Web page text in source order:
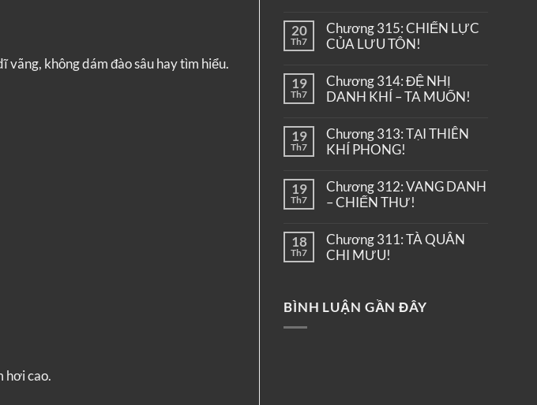
không dám đào sâu hay tìm hiểu.
hơi cao.
20
Th7
Chương 315: CHIẾN LỰC
CỦA LƯU TÔN!
19
Th7
Chương 314: ĐỆ NHỊ
DANH KHÍ – TA MUỐN!
19
Th7
Chương 313: TẠI THIÊN
KHÍ PHONG!
19
Th7
Chương 312: VANG DANH
– CHIẾN THƯ!
18
Th7
Chương 311: TÀ QUÂN
CHI MƯU!
BÌNH LUẬN GẦN ĐÂY